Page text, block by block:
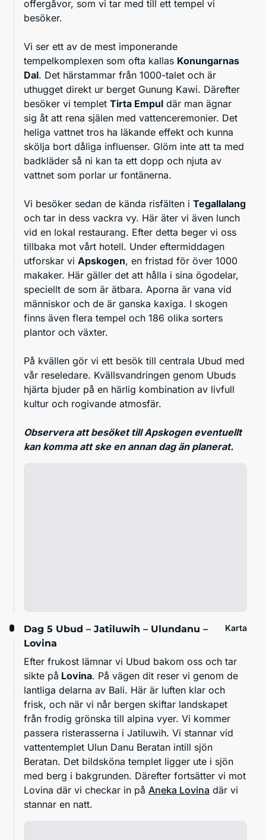
offergåvor, som vi tar med till ett tempel vi
besöker.
Vi ser ett av de mest imponerande
tempelkomplexen som ofta kallas Konungarnas
Dal. Det härstammar från 1000-talet och är
uthugget direkt ur berget Gunung Kawi. Därefter
besöker vi templet Tirta Empul där man ägnar
sig åt att rena själen med vattenceremonier. Det
heliga vattnet tros ha läkande effekt och kunna
skölja bort dåliga influenser. Glöm inte att ta med
badkläder så ni kan ta ett dopp och njuta av
vattnet som porlar ur fontänerna.
Vi besöker sedan de kända risfälten i Tegallalang
och tar in dess vackra vy. Här äter vi även lunch
vid en lokal restaurang. Efter detta beger vi oss
tillbaka mot vårt hotell. Under eftermiddagen
utforskar vi Apskogen, en fristad för över 1000
makaker. Här gäller det att hålla i sina ögodelar,
speciellt de som är ätbara. Aporna är vana vid
människor och de är ganska kaxiga. I skogen
finns även flera tempel och 186 olika sorters
plantor och växter.
På kvällen gör vi ett besök till centrala Ubud med
vår reseledare. Kvällsvandringen genom Ubuds
hjärta bjuder på en härlig kombination av livfull
kultur och rogivande atmosfär.
Observera att besöket till Apskogen eventuellt
kan komma att ske en annan dag än planerat.
Dag 5 Ubud – Jatiluwih – Ulundanu –
Lovina
Karta
Efter frukost lämnar vi Ubud bakom oss och tar
sikte på Lovina. På vägen dit reser vi genom de
lantliga delarna av Bali. Här är luften klar och
frisk, och när vi når bergen skiftar landskapet
från frodig grönska till alpina vyer. Vi kommer
passera risterasserna i Jatiluwih. Vi stannar vid
vattentemplet Ulun Danu Beratan intill sjön
Beratan. Det bildsköna templet ligger ute i sjön
med berg i bakgrunden. Därefter fortsätter vi mot
Lovina där vi checkar in på Aneka Lovina där vi
stannar en natt.